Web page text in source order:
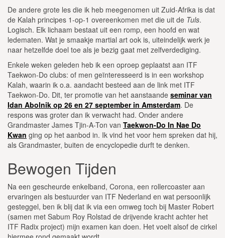
De andere grote les die ik heb meegenomen uit Zuid-Afrika is dat
de Kalah principes 1-op-1 overeenkomen met die uit de Tuls.
Logisch. Elk lichaam bestaat uit een romp, een hoofd en wat
ledematen. Wat je smaakje martial art ook is, uiteindelijk werk je
naar hetzelfde doel toe als je bezig gaat met zelfverdediging.
Enkele weken geleden heb ik een oproep geplaatst aan ITF
Taekwon-Do clubs: of men geïnteresseerd is in een workshop
Kalah, waarin ik o.a. aandacht besteed aan de link met ITF
Taekwon-Do. Dit, ter promotie van het aanstaande seminar van
Idan Abolnik op 26 en 27 september in Amsterdam. De
respons was groter dan ik verwacht had. Onder andere
Grandmaster James Tjin-A-Ton van Taekwon-Do In Nae Do
Kwan ging op het aanbod in. Ik vind het voor hem spreken dat hij,
als Grandmaster, buiten de encyclopedie durft te denken.
Bewogen Tijden
Na een gescheurde enkelband, Corona, een rollercoaster aan
ervaringen als bestuurder van ITF Nederland en wat persoonlijk
gesteggel, ben ik blij dat ik via een omweg toch bij Master Robert
(samen met Sabum Roy Rolstad de drijvende kracht achter het
ITF Radix project) mijn examen kan doen. Het voelt alsof de cirkel